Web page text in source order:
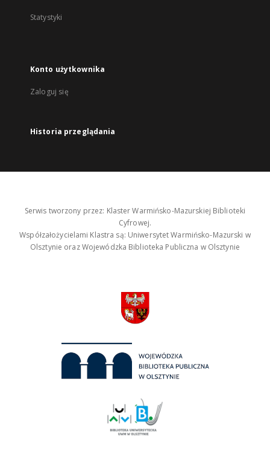
Statystyki
Konto użytkownika
Zaloguj się
Historia przeglądania
Serwis tworzony przez: Klaster Warmińsko-Mazurskiej Biblioteki
Cyfrowej.
Współzałożycielami Klastra są: Uniwersytet Warmińsko-Mazurski w
Olsztynie oraz Wojewódzka Biblioteka Publiczna w Olsztynie